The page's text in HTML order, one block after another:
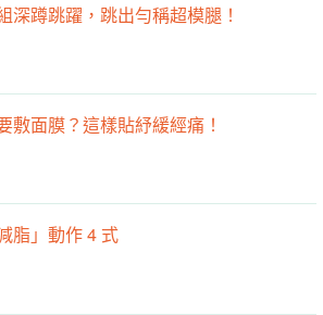
深蹲跳躍，跳出勻稱超模腿！
敷面膜？這樣貼紓緩經痛！
脂」動作 4 式